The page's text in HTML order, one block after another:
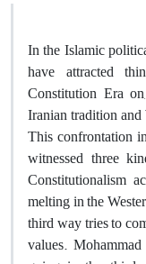
In the Islamic
have attracted
Constitution Era
Iranian tradition
This confrontation
witnessed three
Constitutionalism
melting in the
third way tries to
values.